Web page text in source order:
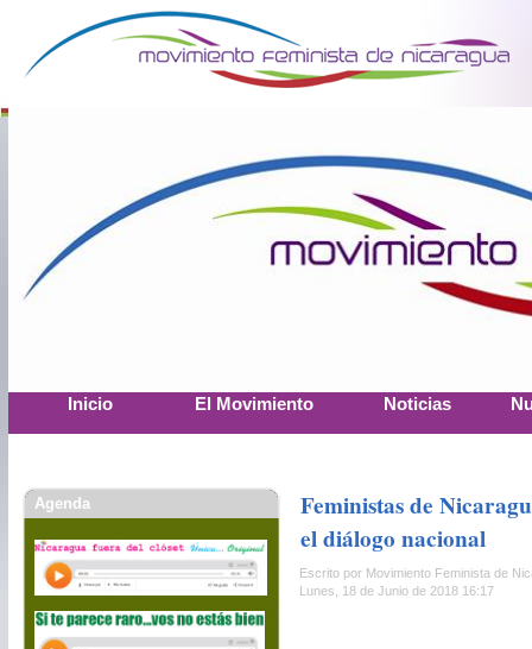
Inicio El Movimiento Noticias
Feministas de
el diálogo nacional
Escrito por Movimiento Feminista de
Lunes, 18 de Junio de 2018 16:17
Agenda